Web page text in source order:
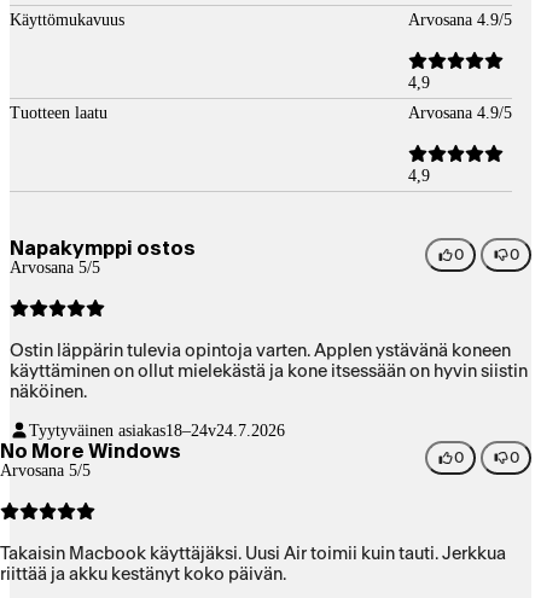
Käyttömukavuus
Arvosana 4.9/5
4,9
Tuotteen laatu
Arvosana 4.9/5
4,9
Napakymppi ostos
Arvosana 5/5
0 0
Ostin läppärin tulevia opintoja varten. Applen ystävänä koneen
käyttäminen on ollut mielekästä ja kone itsessään on hyvin siistin
näköinen.
Tyytyväinen asiakas18–24v24.7.2026
No More Windows
Arvosana 5/5
0 0
Takaisin Macbook käyttäjäksi. Uusi Air toimii kuin tauti. Jerkkua
riittää ja akku kestänyt koko päivän.